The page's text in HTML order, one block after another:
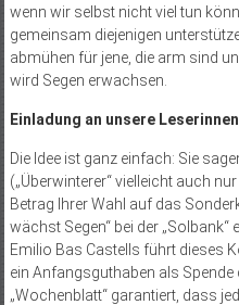
wenn wir selbst nicht viel tun
gemeinsam diejenigen
abmühen für jene, die arm sind
wird Segen erwachsen.
Einladung an unsere
Die Idee ist ganz einfach: Sie
(„Überwinterer“ vielleicht auch
Betrag Ihrer Wahl auf das
wächst Segen“ bei der
Emilio Bas Castells führt dieses
ein Anfangsguthaben als Spende
„Wochenblatt“ garantiert, dass